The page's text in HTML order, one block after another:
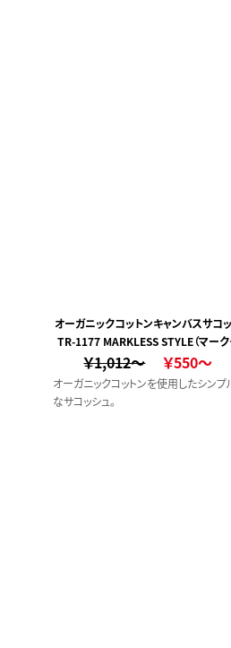
オーガニックコットンキャンバスサコ
ュ
TR-1177 MARKLESS STYLE（マー
ススタイル）
￥1,012～ ￥550～
オーガニックコットンを使用したシンプ
なサコッシュ。